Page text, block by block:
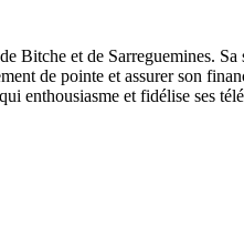
Bitche et de Sarreguemines. Sa
de pointe et assurer son
et fidélise ses